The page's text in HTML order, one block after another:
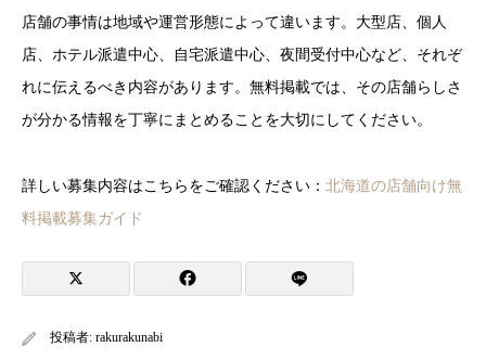
店舗の事情は地域や運営形態によって違います。大型店、個人
店、ホテル派遣中心、自宅派遣中心、夜間受付中心など、それぞ
れに伝えるべき内容があります。無料掲載では、その店舗らしさ
が分かる情報を丁寧にまとめることを大切にしてください。
詳しい募集内容はこちらをご確認ください： 北海道の店舗向け無
料掲載募集ガイド
投稿者: rakurakunabi